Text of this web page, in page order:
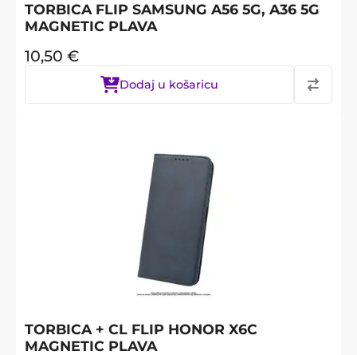
TORBICA FLIP SAMSUNG A56 5G, A36 5G
MAGNETIC PLAVA
10,50 €
Dodaj u košaricu
TORBICA + CL FLIP HONOR X6C
MAGNETIC PLAVA